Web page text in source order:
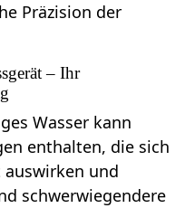
Präzision der
– Ihr
Wasser kann
enthalten, die sich
und
schwerwiegendere